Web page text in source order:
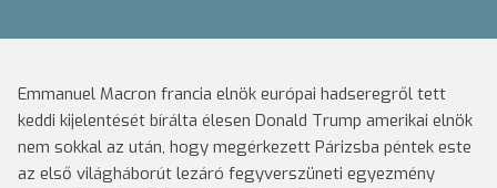
Emmanuel Macron francia elnök európai hadseregről tett
keddi kijelentését bírálta élesen Donald Trump amerikai elnök
nem sokkal az után, hogy megérkezett Párizsba péntek este
az első világháborút lezáró fegyverszüneti egyezmény